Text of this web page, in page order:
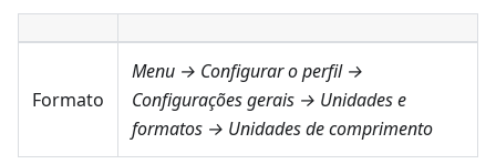
Formato
Menu → Configurar o perfil →
Configurações gerais → Unidades e
formatos → Unidades de comprimento